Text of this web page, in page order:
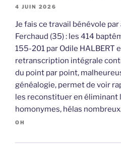
4 JUIN 2026
Je fais ce travail bénévole
Ferchaud (35) : les 414
155-201 par Odile HALBERT
retranscription intégrale
du point par point,
généalogie, permet de voir
les reconstituer en éliminant
homonymes, hélas
OH